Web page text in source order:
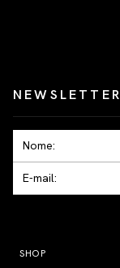
NEWSLETTER
SHOP